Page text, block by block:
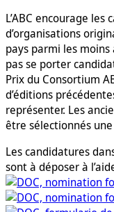
L’ABC encourage
d’organisations
pays parmi les
pas se porter
Prix du Consortium
d’éditions
représenter. Les
être sélectionnés
Les candidatures
sont à déposer à